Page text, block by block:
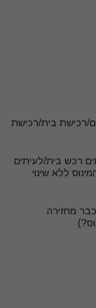
רכישת בית/רכישת
רכש בית/לעיתים
ללא שינוי
מחזירה